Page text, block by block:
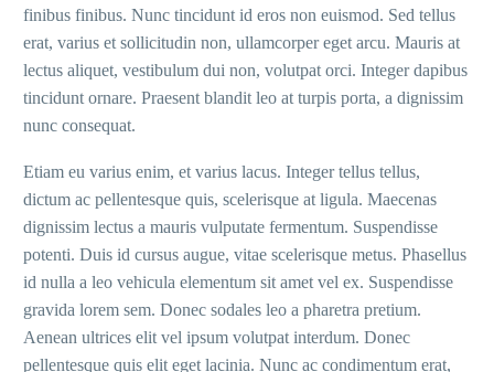
finibus finibus. Nunc tincidunt id eros non euismod. Sed tellus
erat, varius et sollicitudin non, ullamcorper eget arcu. Mauris at
lectus aliquet, vestibulum dui non, volutpat orci. Integer dapibus
tincidunt ornare. Praesent blandit leo at turpis porta, a dignissim
nunc consequat.
Etiam eu varius enim, et varius lacus. Integer tellus tellus,
dictum ac pellentesque quis, scelerisque at ligula. Maecenas
dignissim lectus a mauris vulputate fermentum. Suspendisse
potenti. Duis id cursus augue, vitae scelerisque metus. Phasellus
id nulla a leo vehicula elementum sit amet vel ex. Suspendisse
gravida lorem sem. Donec sodales leo a pharetra pretium.
Aenean ultrices elit vel ipsum volutpat interdum. Donec
pellentesque quis elit eget lacinia. Nunc ac condimentum erat,